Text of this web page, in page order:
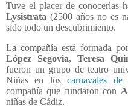
Tuve el placer de conocerlas
Lysistrata (2500 años no es
sido todo un descubrimiento.
La compañía está formada
López Segovia, Teresa
fueron un grupo de teatro
Niñas en loscarnavales de
compañía que fundaron con
niñas de Cádiz.